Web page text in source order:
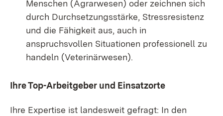
Menschen (Agrarwesen) oder zeichnen sich
durch Durchsetzungsstärke, Stressresistenz
und die Fähigkeit aus, auch in
anspruchsvollen Situationen professionell zu
handeln (Veterinärwesen).
Ihre Top-Arbeitgeber und Einsatzorte
Ihre Expertise ist landesweit gefragt: In den